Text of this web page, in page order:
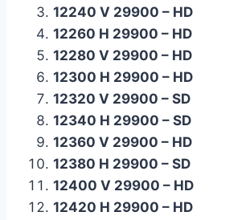
12240 V 29900 – HD
12260 H 29900 – HD
12280 V 29900 – HD
12300 H 29900 – HD
12320 V 29900 – SD
12340 H 29900 – SD
12360 V 29900 – HD
12380 H 29900 – SD
12400 V 29900 – HD
12420 H 29900 – HD